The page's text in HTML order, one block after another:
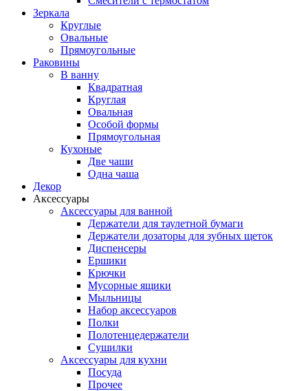
Зеркала
Круглые
Овальные
Прямоугольные
Раковины
В ванну
Квадратная
Круглая
Овальная
Особой формы
Прямоугольная
Кухоные
Две чаши
Одна чаша
Декор
Аксессуары
Аксессуары для ванной
Держатели для таулетной бумаги
Держатели дозаторы для зубных щеток
Диспенсеры
Ершики
Крючки
Мусорные ящики
Мыльницы
Набор аксессуаров
Полки
Полотенцедержатели
Сушилки
Аксессуары для кухни
Посуда
Прочее